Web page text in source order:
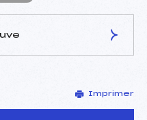
BENOIT GUYOD JULIEN
(MJ)
Imprimer